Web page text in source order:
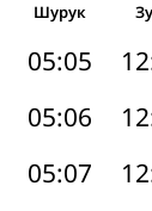
Шурук
05:05
05:06
05:07